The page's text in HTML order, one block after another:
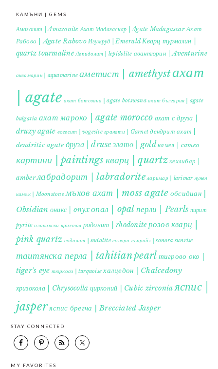
КАМЪНИ | GEMS
Амазонит | Amazonite Ахат Мадагаскар | Agate Madagascar Ахат
Рабово | Agate Rabovo Изумруд | Emerald Кварц турмалин |
quartz tourmaline Лепидолит | lepidolite авантюрин | Aventurine
аквамарин | aquamarine аметист | amethystахат
| agate ахат ботсвана | agate botswana ахат българия | agate
bulgaria ахат мароко | agate morocco ахат с друза |
druzy agate вогесит | vogesite гранати | Garnet дендрит ахат |
dendritic agate друза | druse злато | gold камея | cameo
картини | paintings кварц | quartzкехлибар |
amberлабрадорит | labradorite ларимар | larimar лунен
камък | Moonstone мъхов ахат | moss agate обсидиан |
Obsidian оникс | onyxопал | opal перли | Pearls пирит |
pyrite планински кристал родонит | rhodonite розов кварц |
pink quartz содалит | sodalite сонора сънрайз | sonora sunrise
таитянска перла | tahitian pearl тигрово око |
tiger's eye тюркоаз | turquoise халцедон | Chalcedony
хризокола | Chrysocolla цирконий | Cubic zirconia яспис |
jasperяспис брегча | Brecciated Jasper
STAY CONNECTED
MY FAVORITES